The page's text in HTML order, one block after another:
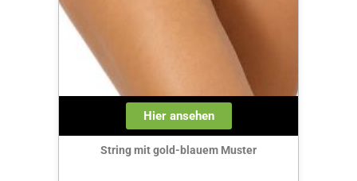
Hier ansehen
String mit gold-blauem Muster